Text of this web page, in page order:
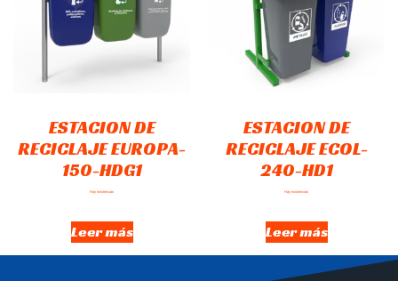
ESTACION DE
RECICLAJE EUROPA-
150-HDG1
Hay existencias
Leer más
ESTACION DE
RECICLAJE ECOL-
240-HD1
Hay existencias
Leer más